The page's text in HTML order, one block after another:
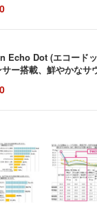
Echo Dot (エコード
ー搭載、鮮やかなサ
オフィスチェア 椅
上げ式アームレスト
pc 事務椅子 360度回
ベース 通気性メッシュ
枠+黒足)
ジネス向けプレミア
WT | 31.5型4K
ベーシック ペットシ
捨て 無香料 ホワイト